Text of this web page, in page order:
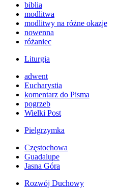
biblia
modlitwa
modlitwy na różne okazje
nowenna
różaniec
Liturgia
adwent
Eucharystia
komentarz do Pisma
pogrzeb
Wielki Post
Pielgrzymka
Częstochowa
Guadalupe
Jasna Góra
Rozwój Duchowy